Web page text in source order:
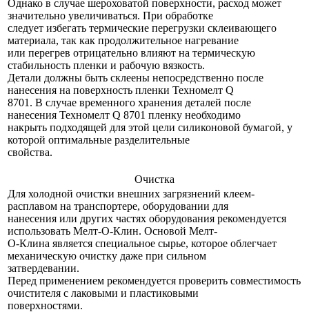
Однако в случае шероховатой поверхности, расход может
значительно увеличиваться. При обработке
следует избегать термические перегрузки склеивающего
материала, так как продолжительное нагревание
или перегрев отрицательно влияют на термическую
стабильность пленки и рабочую вязкость.
Детали должны быть склеены непосредственно после
нанесения на поверхность пленки Техномелт Q
8701. В случае временного хранения деталей после
нанесения Техномелт Q 8701 пленку необходимо
накрыть подходящей для этой цели силиконовой бумагой, у
которой оптимальные разделительные
свойства.
Очистка
Для холодной очистки внешних загрязнений клеем-
расплавом на транспортере, оборудовании для
нанесения или других частях оборудования рекомендуется
использовать Мелт-О-Клин. Основой Мелт-
О-Клина является специальное сырье, которое облегчает
механическую очистку даже при сильном
затвердевании.
Перед применением рекомендуется проверить совместимость
очистителя с лаковыми и пластиковыми
поверхностями.